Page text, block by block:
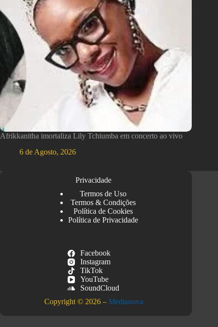
Afrikkanitha imortaliza Lily Tchiumba em concerto ao vivo
6 de Agosto, 2026
Privacidade
Termos de Uso
Termos & Condições
Política de Cookies
Política de Privacidade
Facebook
Instagram
TikTok
YouTube
SoundCloud
Copyright © 2026 – Medianova